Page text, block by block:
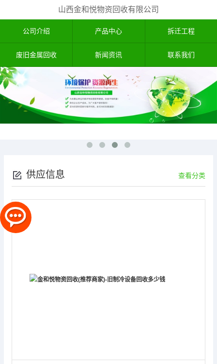
山西金和悦物资回收有限公司
公司介绍 产品中心 拆迁工程
废旧金属回收 新闻资讯 联系我们
供应信息 查看分类